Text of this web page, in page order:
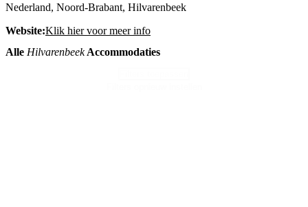
Nederland, Noord-Brabant, Hilvarenbeek
Website:Klik hier voor meer info
Alle HilvarenbeekAccommodaties